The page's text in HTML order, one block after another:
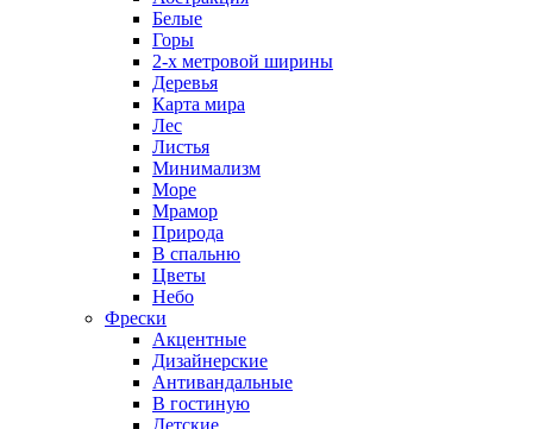
Белые
Горы
2-х метровой ширины
Деревья
Карта мира
Лес
Листья
Минимализм
Море
Мрамор
Природа
В спальню
Цветы
Небо
Фрески
Акцентные
Дизайнерские
Антивандальные
В гостиную
Детские